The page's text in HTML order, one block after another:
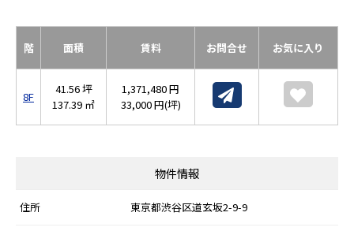
階 面積 賃料 お問合せ お気に入り
8F
41.56 坪
137.39 ㎡
1,371,480 円
33,000 円(坪)
物件情報
住所 東京都渋谷区道玄坂2-9-9